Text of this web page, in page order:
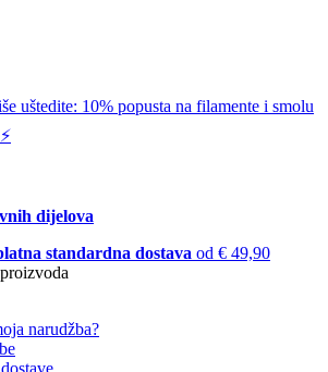
uštedite: 10% popusta na filamente i smolu
dijelova
standardna dostava od € 49,90
narudžba?